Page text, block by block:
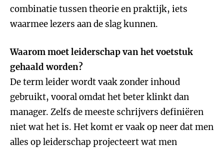
combinatie tussen theorie en praktijk, iets
waarmee lezers aan de slag kunnen.
Waarom moet leiderschap van het voetstuk
gehaald worden?
De term leider wordt vaak zonder inhoud
gebruikt, vooral omdat het beter klinkt dan
manager. Zelfs de meeste schrijvers definiëren
niet wat het is. Het komt er vaak op neer dat men
alles op leiderschap projecteert wat men